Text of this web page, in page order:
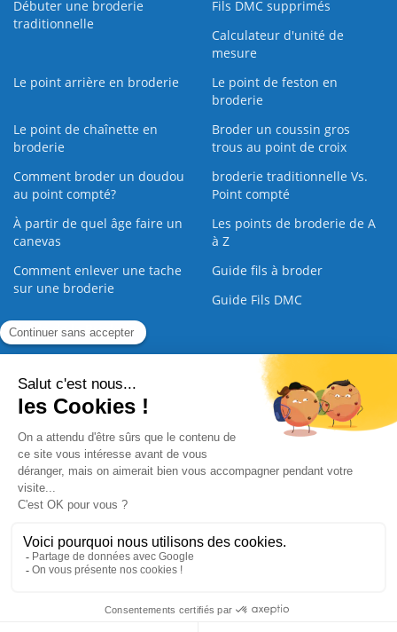
Débuter une broderie
traditionnelle
Fils DMC supprimés
Calculateur d'unité de
mesure
Le point arrière en broderie
Le point de feston en
broderie
Le point de chaînette en
broderie
Broder un coussin gros
trous au point de croix
Comment broder un doudou
au point compté?
broderie traditionnelle Vs.
Point compté
À partir de quel âge faire un
canevas
Les points de broderie de A
à Z
Comment enlever une tache
sur une broderie
Guide fils à broder
Guide Fils DMC
Guide de la Broderie
Nous contacter |
Paiement sécurisé
2008 - 2026 © CreaMagic. ALL Rights Reserved.